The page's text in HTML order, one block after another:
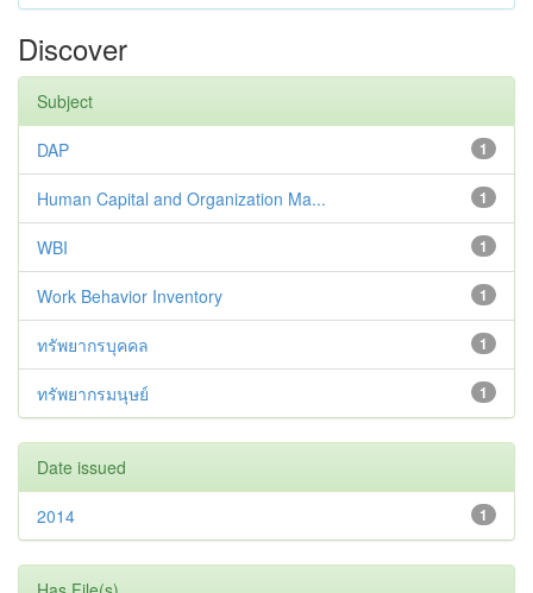
Discover
Subject
1
DAP
1
Human Capital and Organization Ma...
1
WBI
1
Work Behavior Inventory
1
ทรัพยากรบุคคล
1
ทรัพยากรมนุษย์
Date issued
1
2014